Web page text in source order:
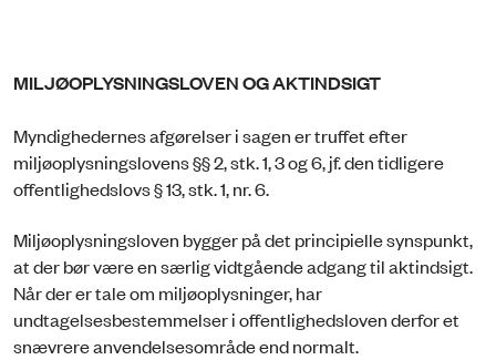
MILJØOPLYSNINGSLOVEN OG AKTINDSIGT
Myndighedernes afgørelser i sagen er truffet efter
miljøoplysningslovens §§ 2, stk. 1, 3 og 6, jf. den tidligere
offentlighedslovs § 13, stk. 1, nr. 6.
Miljøoplysningsloven bygger på det principielle synspunkt,
at der bør være en særlig vidtgående adgang til aktindsigt.
Når der er tale om miljøoplysninger, har
undtagelsesbestemmelser i offentlighedsloven derfor et
snævrere anvendelsesområde end normalt.